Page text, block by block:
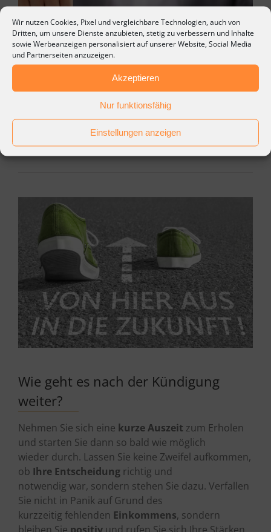
Wir nutzen Cookies, Pixel und vergleichbare Technologien, auch von
Dritten, um unsere Dienste anzubieten, stetig zu verbessern und Inhalte
sowie Werbeanzeigen personalisiert auf unserer Website, Social Media
und Partnerseiten anzuzeigen.
Akzeptieren
Nur funktionsfähig
Einstellungen anzeigen
Wie geht es nach der Kündigung
weiter?
Nehmen Sie sich eine kurze Auszeit zum Erholen
und starten Sie dann so bald wie möglich
wieder durch. Lassen Sie keine Zweifel aufkommen,
ob Ihre Entscheidungrichtig und
notwendig war, sondern stehen Sie dazu. Verfallen
Sie nicht in Panik auf Grund des
kurzzeitig fehlenden Einkommens, sondern